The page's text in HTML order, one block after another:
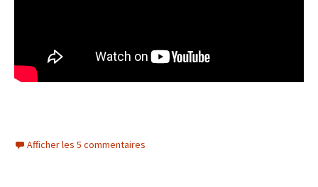
Afficher les 5 commentaires